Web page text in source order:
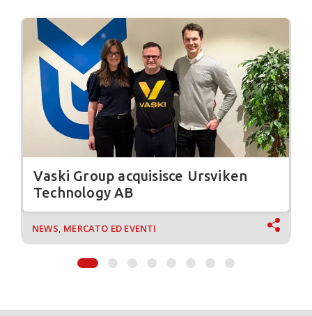
Vaski Group acquisisce Ursviken
Technology AB
NEWS, MERCATO ED EVENTI